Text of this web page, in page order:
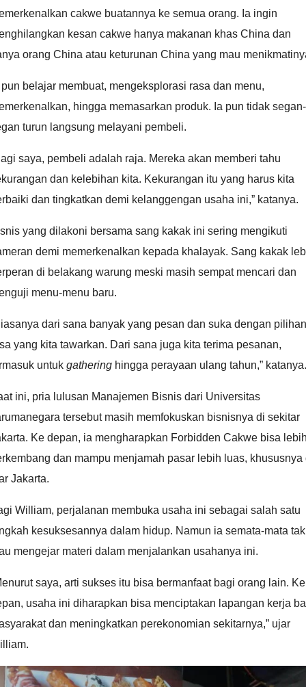
cakwe buatannya ke semua orang. Ia ingin
kesan cakwe hanya makanan khas China dan
orang China atau keturunan China yang mau
belajar membuat, mengeksplorasi rasa dan menu,
hingga memasarkan produk. Ia pun tidak segan-
turun langsung melayani pembeli.
saya, pembeli adalah raja. Mereka akan memberi tahu
dan kelebihan kita. Kekurangan itu yang harus kita
dan tingkatkan demi kelanggengan usaha ini,” katanya.
yang dilakoni bersama sang kakak ini sering mengikuti
demi memerkenalkan kepada khalayak. Sang kakak
di belakang warung meski masih sempat mencari dan
menu-menu baru.
dari sana banyak yang pesan dan suka dengan pilihan
yang kita tawarkan. Dari sana juga kita terima pesanan,
untuk gathering hingga perayaan ulang tahun,” katanya.
ini, pria lulusan Manajemen Bisnis dari Universitas
tersebut masih memfokuskan bisnisnya di sekitar
Ke depan, ia mengharapkan Forbidden Cakwe bisa
dan mampu menjamah pasar lebih luas, khususnya
Jakarta.
William, perjalanan membuka usaha ini sebagai salah satu
kesuksesannya dalam hidup. Namun ia semata-mata tak
mengejar materi dalam menjalankan usahanya ini.
saya, arti sukses itu bisa bermanfaat bagi orang lain. Ke
usaha ini diharapkan bisa menciptakan lapangan kerja
dan meningkatkan perekonomian sekitarnya,” ujar